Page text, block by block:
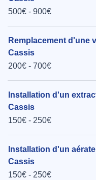
500€ - 900€
Remplacement d'une
Cassis
200€ - 700€
Installation d'un
Cassis
150€ - 250€
Installation d'un
Cassis
150€ - 250€